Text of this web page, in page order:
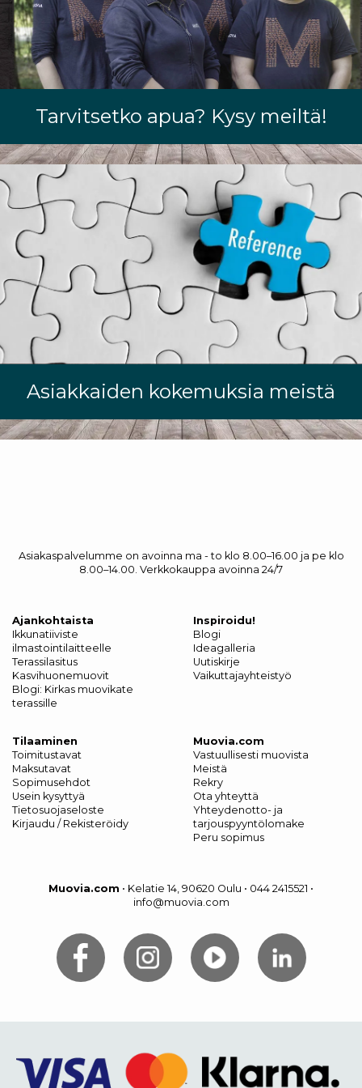
Tarvitsetko apua? Kysy meiltä!
Asiakkaiden kokemuksia meistä
Asiakaspalvelumme on avoinna ma - to klo 8.00–16.00 ja pe klo
8.00–14.00. Verkkokauppa avoinna 24/7
Ajankohtaista
Ikkunatiiviste
ilmastointilaitteelle
Terassilasitus
Kasvihuonemuovit
Blogi: Kirkas muovikate
terassille
Inspiroidu!
Blogi
Ideagalleria
Uutiskirje
Vaikuttajayhteistyö
Tilaaminen
Toimitustavat
Maksutavat
Sopimusehdot
Usein kysyttyä
Tietosuojaseloste
Kirjaudu / Rekisteröidy
Muovia.com
Vastuullisesti muovista
Meistä
Rekry
Ota yhteyttä
Yhteydenotto- ja
tarjouspyyntölomake
Peru sopimus
Muovia.com • Kelatie 14, 90620 Oulu • 044 2415521 •
info@muovia.com